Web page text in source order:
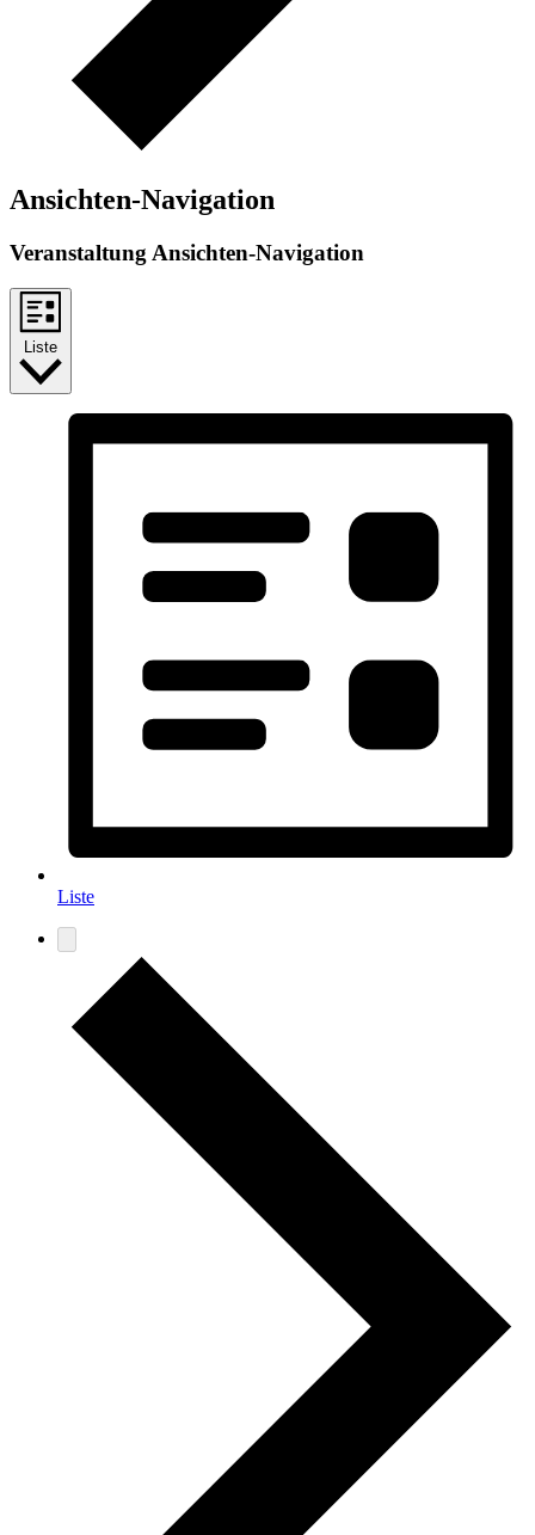
Ansichten-Navigation
Veranstaltung Ansichten-Navigation
Liste
Liste